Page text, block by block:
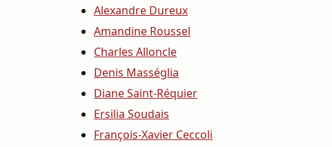
Alexandre Dureux
Amandine Roussel
Charles Alloncle
Denis Masséglia
Diane Saint-Réquier
Ersilia Soudais
François-Xavier Ceccoli